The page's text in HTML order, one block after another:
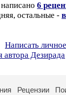
6
остальные -
Написать
автора Дезирада
Рецензии